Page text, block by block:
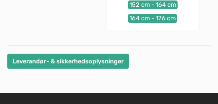
152 cm - 164 cm
164 cm - 176 cm
Leverandør- & sikkerhedsoplysninger